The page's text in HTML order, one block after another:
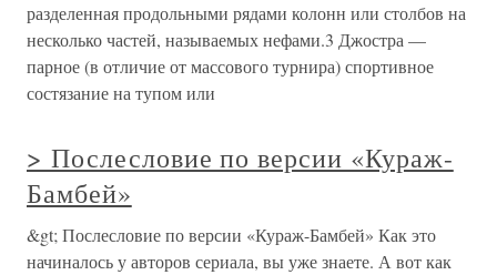
разделенная продольными рядами колонн или столбов на
несколько частей, называемых нефами.3 Джостра —
парное (в отличие от массового турнира) спортивное
состязание на тупом или
> Послесловие по версии «Кураж-
Бамбей»
&gt; Послесловие по версии «Кураж-Бамбей» Как это
начиналось у авторов сериала, вы уже знаете. А вот как